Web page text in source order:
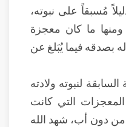
مُسبقاً على نبوته،
ومنها ما كان معجزة
بصدقه فيما يُبَلغ عن
لنبوته ولادته
التي كانت
من دون أب، شهد الله